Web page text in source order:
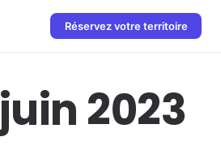
Réservez votre territoire
juin 2023